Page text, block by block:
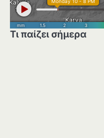
Τι παίζει σήμερα